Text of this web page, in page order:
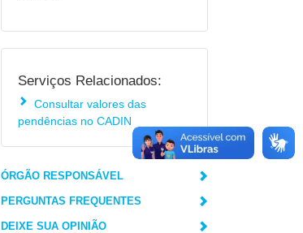
Serviços Relacionados:
Consultar valores das
pendências no CADIN
ÓRGÃO RESPONSÁVEL
PERGUNTAS FREQUENTES
DEIXE SUA OPINIÃO